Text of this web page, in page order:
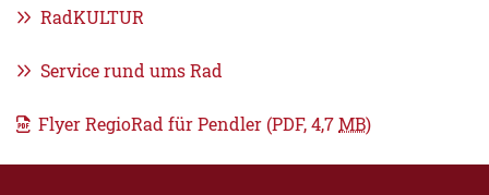
RadKULTUR
Service rund ums Rad
Flyer RegioRad für Pendler (PDF, 4,7MB)